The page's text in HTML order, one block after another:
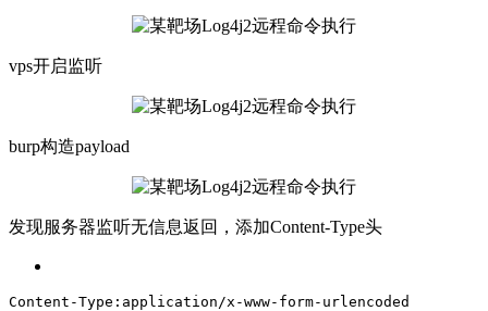
vps开启监听
burp构造payload
发现服务器监听无信息返回，添加Content-Type头
Content-Type:application/x-www-form-urlencoded